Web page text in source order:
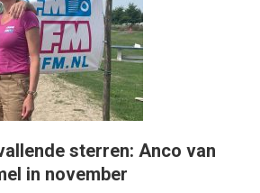
sterren: Anco van
in november